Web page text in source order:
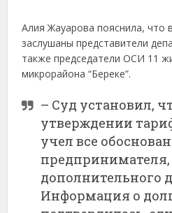
Алия Жауарова пояснила, что
заслушаны представители
также председатели ОСИ 11
микрорайона “Береке”.
– Суд установил,
утверждении
учел все
дополнительного
Информация о